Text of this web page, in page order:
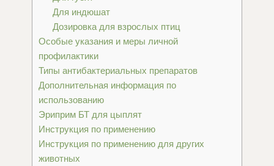
Для индюшат
Дозировка для взрослых птиц
Особые указания и меры личной
профилактики
Типы антибактериальных препаратов
Дополнительная информация по
использованию
Эриприм БТ для цыплят
Инструкция по применению
Инструкция по применению для других
животных